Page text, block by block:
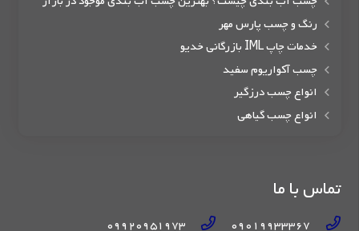
رنگ و چسب پارس مهر
خدمات چاپ IML بازرگانی خدیو
چسب آکواریوم سفید
انواع چسب درزگیر
انواع چسب گیاهی
تماس با ما
09019933367
09920951973